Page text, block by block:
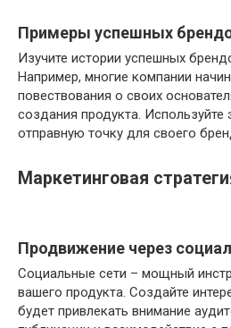
Примеры успешных
Изучите истории успешных
Например, многие компании
повествования о своих
создания продукта. Используйте
отправную точку для своего
Маркетинговая
Продвижение через
Социальные сети – мощный
вашего продукта. Создайте
будет привлекать внимание